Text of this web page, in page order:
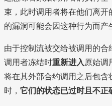
束，此时调用者将在他们离
的漏洞可能会因这种行为而产
由于控制流被交给被调用的
调用者冻结时重新进入 原始调
将在其外部合约调用之后包
时， 它们的状态已过时且不正